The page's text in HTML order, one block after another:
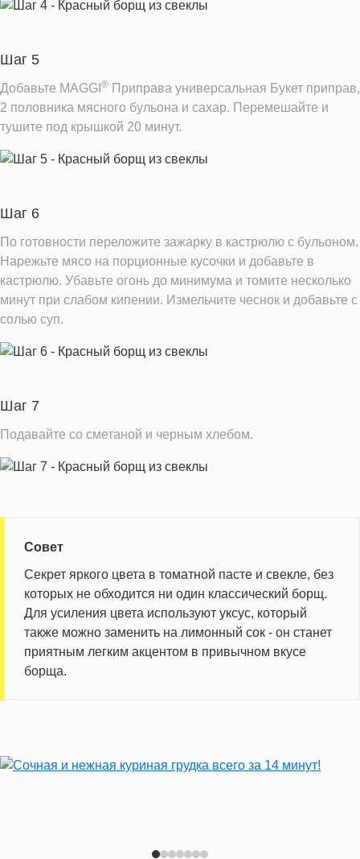
Шаг 5
Добавьте MAGGI ® Приправа универсальная Букет приправ,
2 половника мясного бульона и сахар. Перемешайте и
тушите под крышкой 20 минут.
Шаг 6
По готовности переложите зажарку в кастрюлю с бульоном.
Нарежьте мясо на порционные кусочки и добавьте в
кастрюлю. Убавьте огонь до минимума и томите несколько
минут при слабом кипении. Измельчите чеснок и добавьте с
солью суп.
Шаг 7
Подавайте со сметаной и черным хлебом.
Совет
Секрет яркого цвета в томатной пасте и свекле, без
которых не обходится ни один классический борщ.
Для усиления цвета используют уксус, который
также можно заменить на лимонный сок - он станет
приятным легким акцентом в привычном вкусе
борща.